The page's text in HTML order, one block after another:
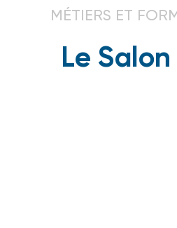
MÉTIERS ET
Le